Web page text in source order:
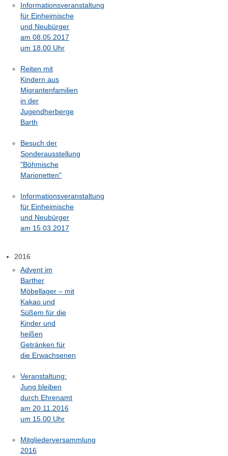
Informationsveranstaltung
für Einheimische
und Neubürger
am 08.05.2017
um 18.00 Uhr
Reiten mit
Kindern aus
Migrantenfamilien
in der
Jugendherberge
Barth
Besuch der
Sonderausstellung
"Böhmische
Marionetten"
Informationsveranstaltung
für Einheimische
und Neubürger
am 15.03.2017
2016
Advent im
Barther
Möbellager – mit
Kakao und
Süßem für die
Kinder und
heißen
Getränken für
die Erwachsenen
Veranstaltung:
Jung bleiben
durch Ehrenamt
am 20.11.2016
um 15.00 Uhr
Mitgliederversammlung
2016